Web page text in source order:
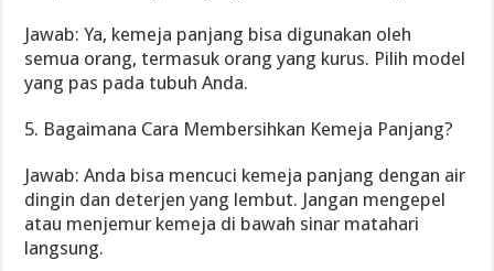
Jawab: Ya, kemeja panjang bisa digunakan oleh
semua orang, termasuk orang yang kurus. Pilih model
yang pas pada tubuh Anda.
5. Bagaimana Cara Membersihkan Kemeja Panjang?
Jawab: Anda bisa mencuci kemeja panjang dengan air
dingin dan deterjen yang lembut. Jangan mengepel
atau menjemur kemeja di bawah sinar matahari
langsung.